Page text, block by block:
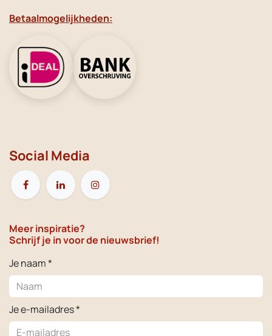
Betaalmogelijkheden:
Social Media
Meer inspiratie?
Schrijf je in voor de nieuwsbrief!
Je naam *
Je e-mailadres *